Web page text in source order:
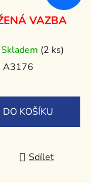
VAZBA
Skladem (2 ks)
A3176
DO KOŠÍKU
Sdílet